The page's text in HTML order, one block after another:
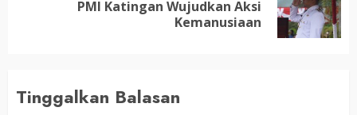
PMI Katingan Wujudkan Aksi
Kemanusiaan
Tinggalkan Balasan